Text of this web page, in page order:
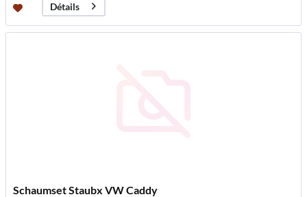
Détails
Schaumset Staubx VW Caddy